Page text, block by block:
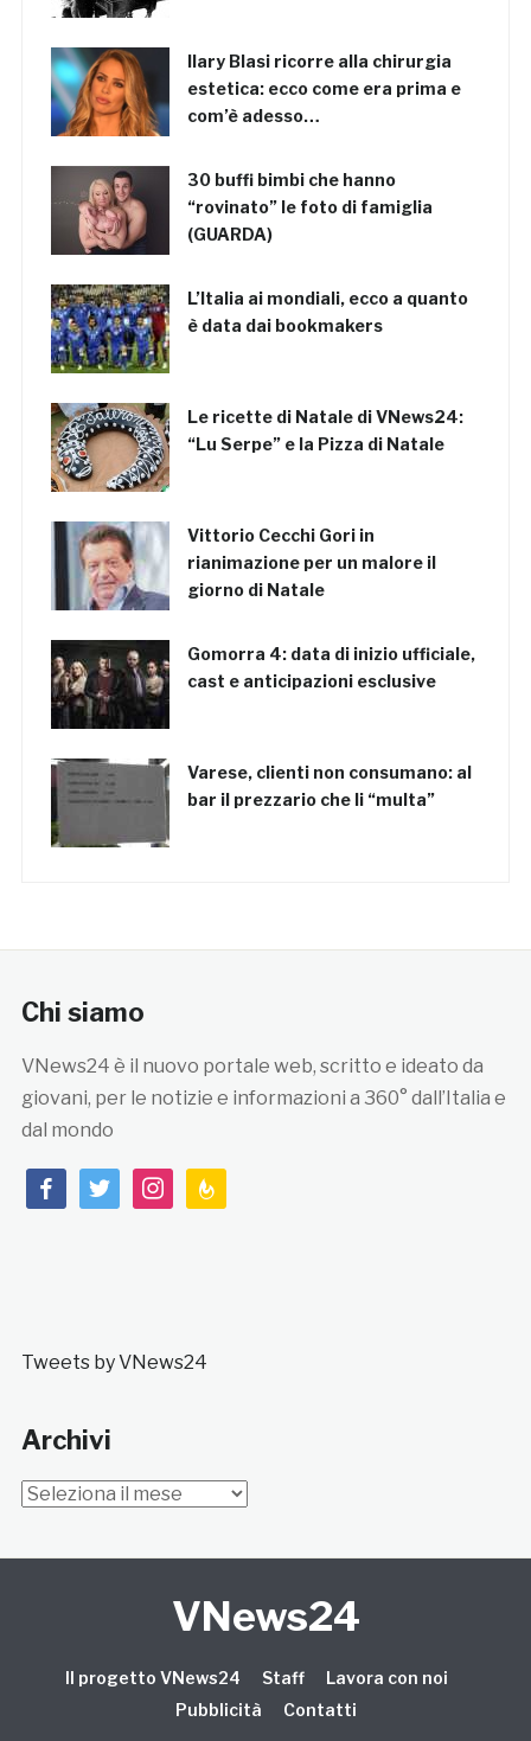
Ilary Blasi ricorre alla chirurgia
estetica: ecco come era prima e
com’è adesso…
30 buffi bimbi che hanno
“rovinato” le foto di famiglia
(GUARDA)
L’Italia ai mondiali, ecco a quanto
è data dai bookmakers
Le ricette di Natale di VNews24:
“Lu Serpe” e la Pizza di Natale
Vittorio Cecchi Gori in
rianimazione per un malore il
giorno di Natale
Gomorra 4: data di inizio ufficiale,
cast e anticipazioni esclusive
Varese, clienti non consumano: al
bar il prezzario che li “multa”
Chi siamo
VNews24 è il nuovo portale web, scritto e ideato da
giovani, per le notizie e informazioni a 360° dall’Italia e
dal mondo
facebooktwitterinstagramfeedburner
Tweets by VNews24
Archivi
Archivi
VNews24
Il progetto VNews24 Staff
Lavora con noi
Pubblicità
Contatti